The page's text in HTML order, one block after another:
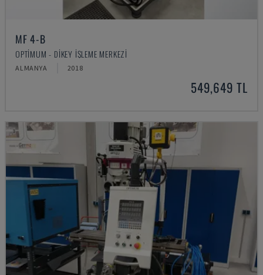
MF 4-B
OPTIMUM - DIKEY İŞLEME MERKEZI
ALMANYA 2018
549,649 TL